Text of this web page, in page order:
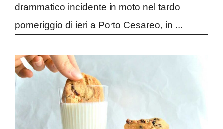
drammatico incidente in moto nel tardo
pomeriggio di ieri a Porto Cesareo, in ...